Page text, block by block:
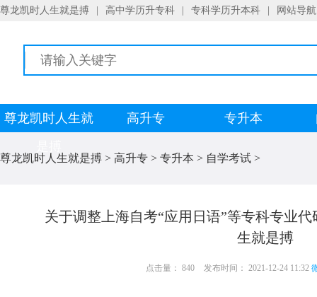
尊龙凯时人生就是搏 高中学历升专科 专科学历升本科 网站导航
尊龙凯时人生就
高升专 专升本
尊龙凯时人生就是搏 > 高升专 > 专升本 > 自学考试 >
关于调整上海自考“应用日语”等专科专业
生就是搏
点击量： 840 发布时间： 2021-12-24 11:32